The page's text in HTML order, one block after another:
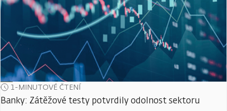
1-MINUTOVÉ ČTENÍ
Banky: Zátěžové testy potvrdily odolnost sektoru